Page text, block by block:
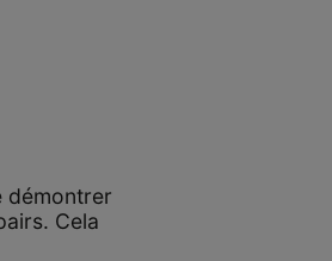
démontrer
Cela